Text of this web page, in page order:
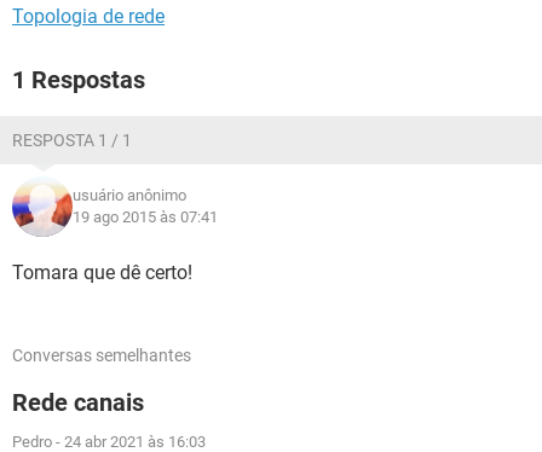
Topologia de rede
1 Respostas
RESPOSTA 1 / 1
usuário anônimo
19 ago 2015 às 07:41
Tomara que dê certo!
Conversas semelhantes
Rede canais
Pedro - 24 abr 2021 às 16:03